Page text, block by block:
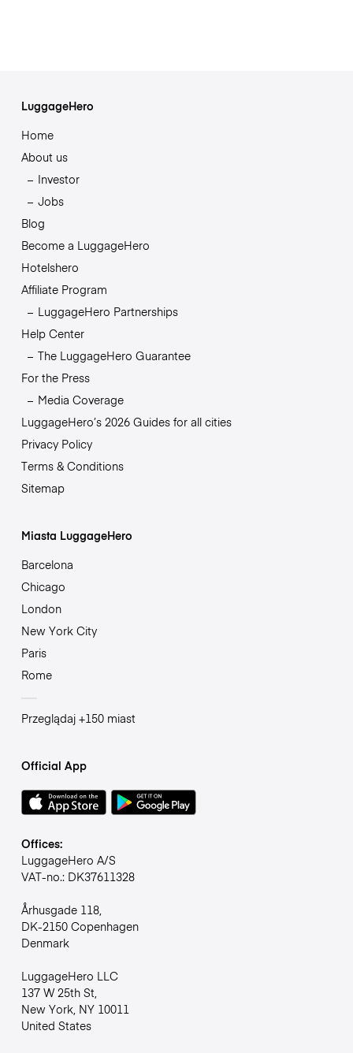
LuggageHero
Home
About us
Investor
Jobs
Blog
Become a LuggageHero
Hotelshero
Affiliate Program
LuggageHero Partnerships
Help Center
The LuggageHero Guarantee
For the Press
Media Coverage
LuggageHero’s 2026 Guides for all cities
Privacy Policy
Terms & Conditions
Sitemap
Miasta LuggageHero
Barcelona
Chicago
London
New York City
Paris
Rome
Przeglądaj +150 miast
Official App
Offices:
LuggageHero A/S
VAT-no.: DK37611328
Århusgade 118,
DK-2150 Copenhagen
Denmark
LuggageHero LLC
137 W 25th St,
New York, NY 10011
United States